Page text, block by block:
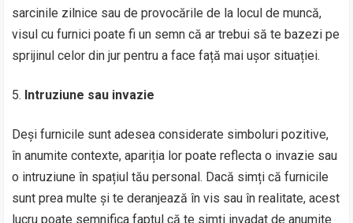
sarcinile zilnice sau de provocările de la locul de muncă,
visul cu furnici poate fi un semn că ar trebui să te bazezi pe
sprijinul celor din jur pentru a face față mai ușor situației.
Intruziune sau invazie
Deși furnicile sunt adesea considerate simboluri pozitive,
în anumite contexte, apariția lor poate reflecta o invazie sau
o intruziune în spațiul tău personal. Dacă simți că furnicile
sunt prea multe și te deranjează în vis sau în realitate, acest
lucru poate semnifica faptul că te simți invadat de anumite